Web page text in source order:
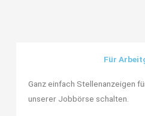
Für
Ganz einfach Stellenanzeigen
unserer Jobbörse schalten.